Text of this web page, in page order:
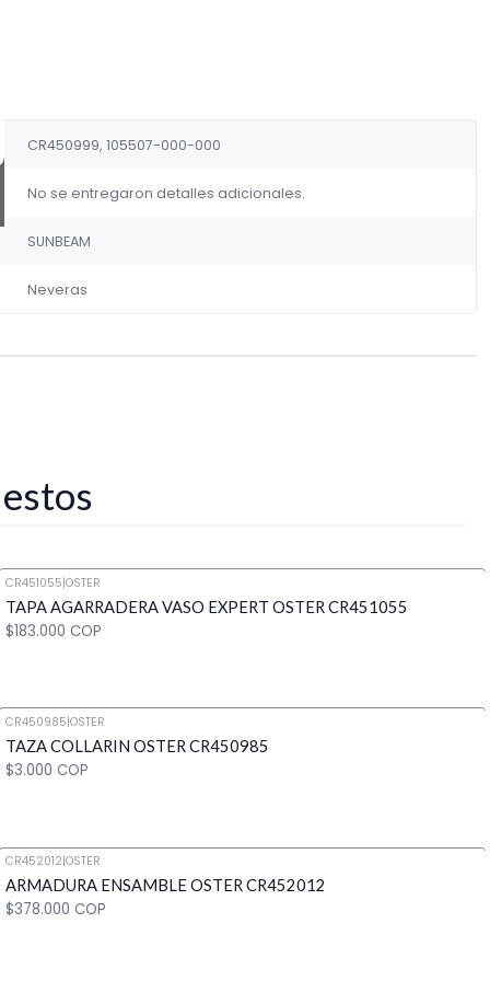
CR450999, 105507-000-000
No se entregaron detalles adicionales.
SUNBEAM
Neveras
CR451055|OSTER
TAPA AGARRADERA VASO EXPERT OSTER CR451055
$183.000 COP
Cantidad
CR450985|OSTER
TAZA COLLARIN OSTER CR450985
$3.000 COP
Cantidad
CR452012|OSTER
ARMADURA ENSAMBLE OSTER CR452012
$378.000 COP